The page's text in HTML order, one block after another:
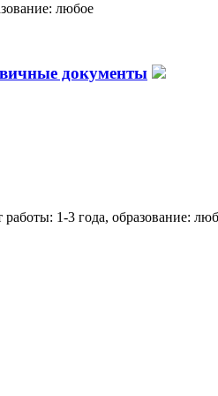
любое
документы
1-3 года, образование: